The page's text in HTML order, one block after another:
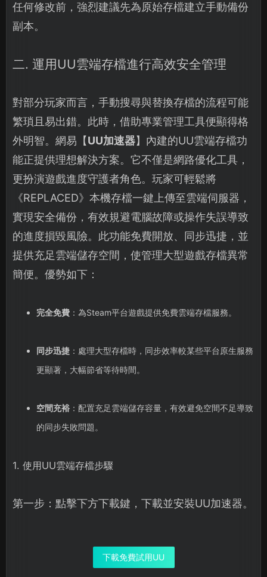
任何修改前，強烈建議先為原始存檔建立手動備份
副本。
二. 運用UU雲端存檔進行高效安全管理
對部分玩家而言，手動搜尋與替換存檔的流程可能
繁瑣且易出錯。此時，借助專業管理工具便顯得格
外明智。網易【UU加速器】內建的UU雲端存檔功
能正提供理想解決方案。它不僅是網路優化工具，
更扮演遊戲進度守護者角色。玩家可輕鬆將
《REPLACED》本機存檔一鍵上傳至雲端伺服器，
實現安全備份，有效規避電腦故障或操作失誤導致
的進度損毀風險。此功能免費開放、同步迅捷，並
提供充足雲端儲存空間，使管理大型遊戲存檔異常
簡便。優勢如下：
完全免費：為Steam平台遊戲提供免費雲端存檔服務。
同步迅捷：處理大型存檔時，同步效率較某些平台原生服務
更顯著，大幅節省等待時間。
空間充裕：配置充足雲端儲存容量，有效避免空間不足導致
的同步失敗問題。
1. 使用UU雲端存檔步驟
第一步：點擊下方下載鍵，下載並安裝UU加速器。
下載免費試用UU